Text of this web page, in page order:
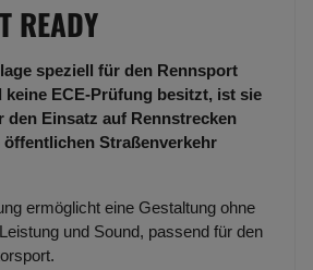
READY
speziell für den Rennsport
ECE-Prüfung besitzt, ist sie
den Einsatz auf Rennstrecken
Straßenverkehr
ermöglicht eine Gestaltung ohne
und Sound, passend für den